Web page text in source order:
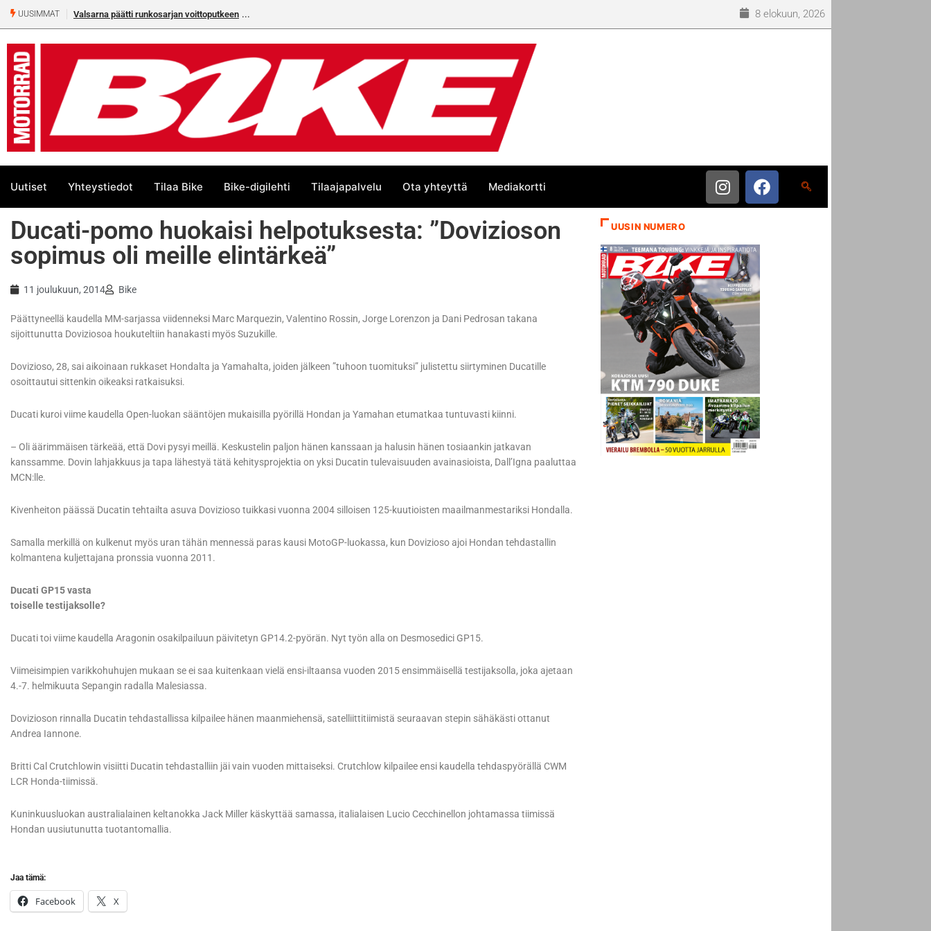
UUSIMMAT Valsarna päätti runkosarjan voittoputkeen 8 elokuun, 2026
Uutiset Yhteystiedot Tilaa Bike Bike-digilehti Tilaajapalvelu Ota yhteyttä Mediakortti
Ducati-pomo huokaisi helpotuksesta: ”Dovizioson
sopimus oli meille elintärkeä”
11 joulukuun, 2014 Bike
Päättyneellä kaudella MM-sarjassa viidenneksi Marc Marquezin, Valentino Rossin, Jorge Lorenzon ja Dani Pedrosan takana
sijoittunutta Doviziosoa houkuteltiin hanakasti myös Suzukille.
Dovizioso, 28, sai aikoinaan rukkaset Hondalta ja Yamahalta, joiden jälkeen ”tuhoon tuomituksi” julistettu siirtyminen Ducatille
osoittautui sittenkin oikeaksi ratkaisuksi.
Ducati kuroi viime kaudella Open-luokan sääntöjen mukaisilla pyörillä Hondan ja Yamahan etumatkaa tuntuvasti kiinni.
– Oli äärimmäisen tärkeää, että Dovi pysyi meillä. Keskustelin paljon hänen kanssaan ja halusin hänen tosiaankin jatkavan
kanssamme. Dovin lahjakkuus ja tapa lähestyä tätä kehitysprojektia on yksi Ducatin tulevaisuuden avainasioista, Dall’Igna paaluttaa
MCN:lle.
Kivenheiton päässä Ducatin tehtailta asuva Dovizioso tuikkasi vuonna 2004 silloisen 125-kuutioisten maailmanmestariksi Hondalla.
Samalla merkillä on kulkenut myös uran tähän mennessä paras kausi MotoGP-luokassa, kun Dovizioso ajoi Hondan tehdastallin
kolmantena kuljettajana pronssia vuonna 2011.
Ducati GP15 vasta
toiselle testijaksolle?
Ducati toi viime kaudella Aragonin osakilpailuun päivitetyn GP14.2-pyörän. Nyt työn alla on Desmosedici GP15.
Viimeisimpien varikkohuhujen mukaan se ei saa kuitenkaan vielä ensi-iltaansa vuoden 2015 ensimmäisellä testijaksolla, joka ajetaan
4.-7. helmikuuta Sepangin radalla Malesiassa.
Dovizioson rinnalla Ducatin tehdastallissa kilpailee hänen maanmiehensä, satelliittitiimistä seuraavan stepin sähäkästi ottanut
Andrea Iannone.
Britti Cal Crutchlowin visiitti Ducatin tehdastalliin jäi vain vuoden mittaiseksi. Crutchlow kilpailee ensi kaudella tehdaspyörällä CWM
LCR Honda-tiimissä.
Kuninkuusluokan australialainen keltanokka Jack Miller käskyttää samassa, italialaisen Lucio Cecchinellon johtamassa tiimissä
Hondan uusiutunutta tuotantomallia.
Jaa tämä:
Facebook X
UUSIN NUMERO